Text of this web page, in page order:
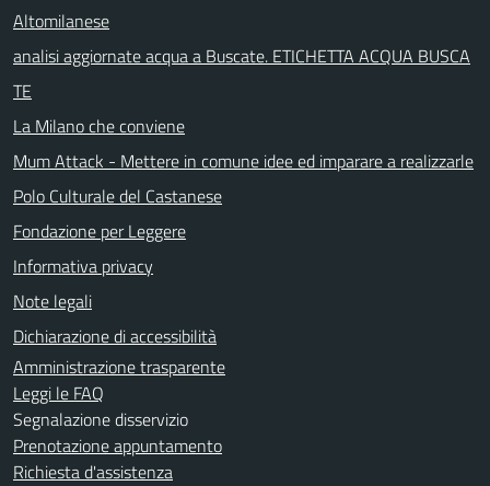
Altomilanese
analisi aggiornate acqua a Buscate. ETICHETTA ACQUA BUSCA
TE
La Milano che conviene
Mum Attack - Mettere in comune idee ed imparare a realizzarle
Polo Culturale del Castanese
Fondazione per Leggere
Informativa privacy
Note legali
Dichiarazione di accessibilità
Amministrazione trasparente
Leggi le FAQ
Segnalazione disservizio
Prenotazione appuntamento
Richiesta d'assistenza